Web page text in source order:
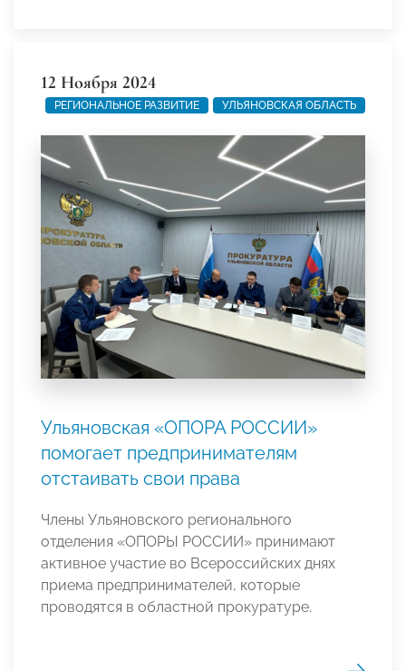
12 Ноября 2024
РЕГИОНАЛЬНОЕ РАЗВИТИЕ УЛЬЯНОВСКАЯ ОБЛАСТЬ
Ульяновская «ОПОРА РОССИИ»
помогает предпринимателям
отстаивать свои права
Члены Ульяновского регионального
отделения «ОПОРЫ РОССИИ» принимают
активное участие во Всероссийских днях
приема предпринимателей, которые
проводятся в областной прокуратуре.